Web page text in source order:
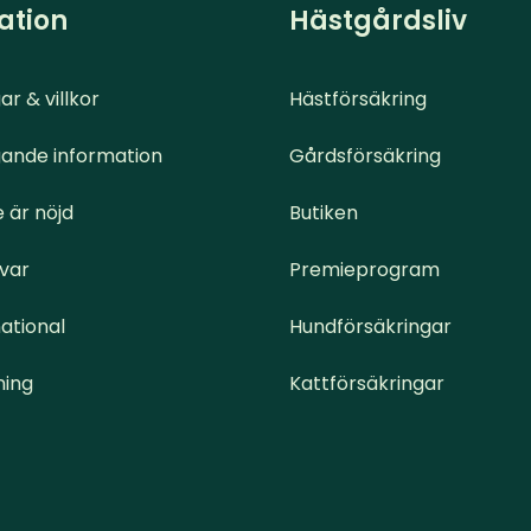
& villkor
information
är nöjd
Hästgårdsliv
Hästförsäkring
Gårdsförsäkring
Butiken
Premieprogram
Hundförsäkringar
Kattförsäkringar